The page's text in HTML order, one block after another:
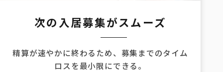
次の入居募集がスムーズ
精算が速やかに終わるため、 募集までのタイム
ロスを最小限にできる。